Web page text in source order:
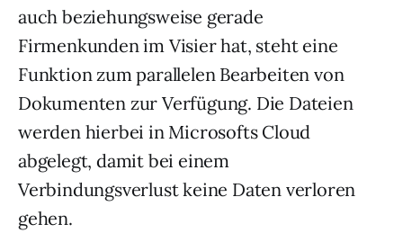
auch beziehungsweise gerade
Firmenkunden im Visier hat, steht eine
Funktion zum parallelen Bearbeiten von
Dokumenten zur Verfügung. Die Dateien
werden hierbei in Microsofts Cloud
abgelegt, damit bei einem
Verbindungsverlust keine Daten verloren
gehen.